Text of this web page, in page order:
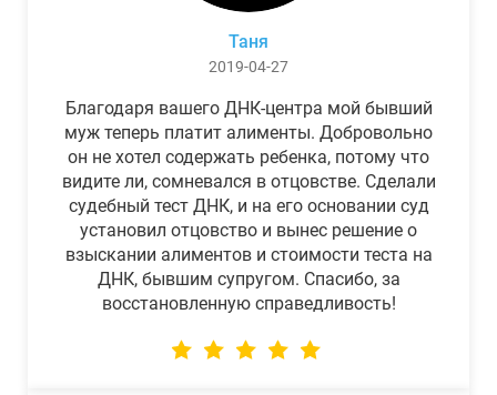
Таня
2019-04-27
Благодаря вашего ДНК-центра мой бывший
муж теперь платит алименты. Добровольно
он не хотел содержать ребенка, потому что
видите ли, сомневался в отцовстве. Сделали
судебный тест ДНК, и на его основании суд
установил отцовство и вынес решение о
взыскании алиментов и стоимости теста на
ДНК, бывшим супругом. Спасибо, за
восстановленную справедливость!